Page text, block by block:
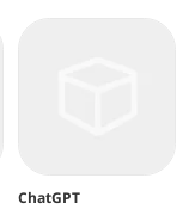
ChatGPT